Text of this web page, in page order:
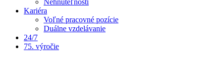
Kariéra
Voľné pracovné pozície
Duálne vzdelávanie
24/7
75. výročie